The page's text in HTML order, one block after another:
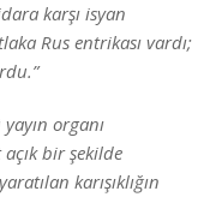
karşı isyan
Rus entrikası vardı;
organı
bir şekilde
karışıklığın